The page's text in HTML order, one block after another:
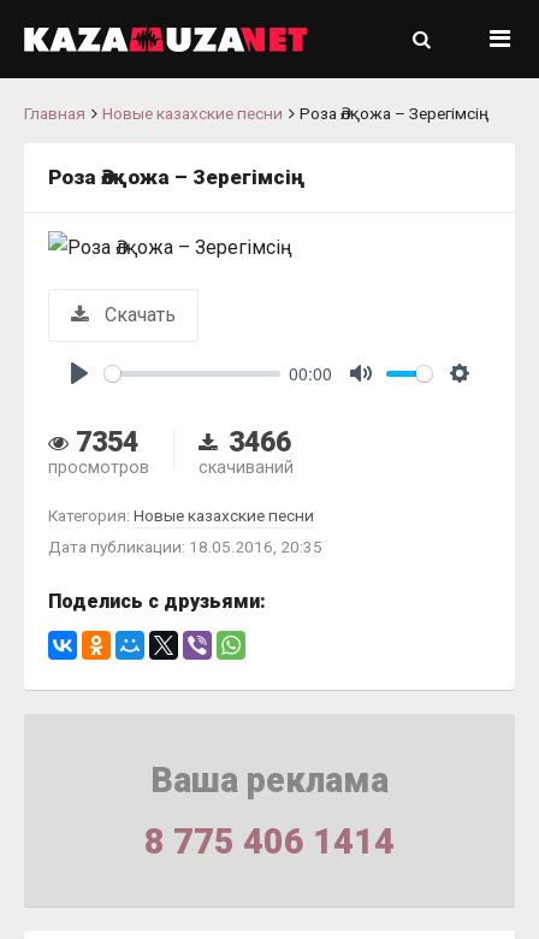
Главная Новые казахские песни Роза Әлқожа – Зерегімсің
Роза Әлқожа – Зерегімсің
Скачать
00:00
7354
просмотров
3466
скачиваний
Категория: Новые казахские песни
Дата публикации: 18.05.2016, 20:35
Поделись с друзьями:
Ваша реклама
8 775 406 1414